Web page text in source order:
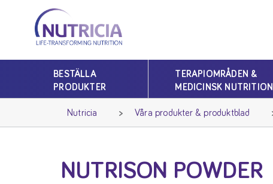
Nutricia
Nutricia
BESTÄLLA
PRODUKTER
TERAPIOMRÅDEN &
MEDICINSK NUTRITION
Nutricia Våra produkter & produktblad
NUTRISON POWDER